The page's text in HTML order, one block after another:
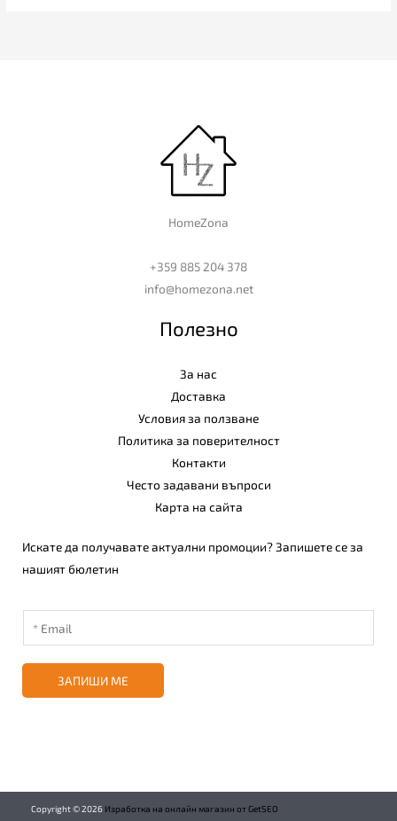
HomeZona
+359 885 204 378
info@homezona.net
Полезно
За нас
Доставка
Условия за ползване
Политика за поверителност
Контакти
Често задавани въпроси
Карта на сайта
Искате да получавате актуални промоции? Запишете се за
нашият бюлетин
ЗАПИШИ МЕ
Copyright ©2026 Изработка на онлайн магазин от GetSEO